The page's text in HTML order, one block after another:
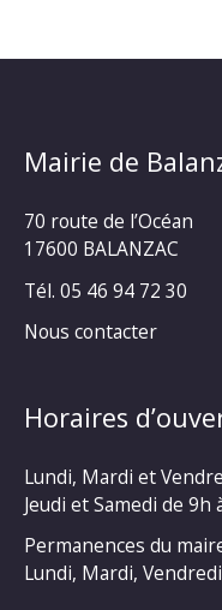
Mairie de
70 route de l’Océan
17600 BALANZAC
Tél. 05 46 94 72 30
Nous contacter
Horaires
Lundi, Mardi et
Jeudi et Samedi de 9h
Permanences du
Lundi, Mardi,